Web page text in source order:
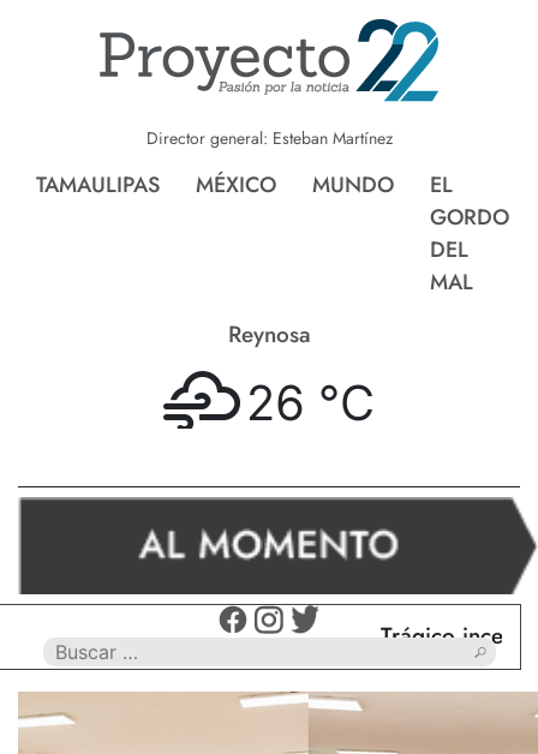
Director general: Esteban Martínez
TAMAULIPAS MÉXICO MUNDO
EL
GORDO
DEL
MAL
Trágico incendio en